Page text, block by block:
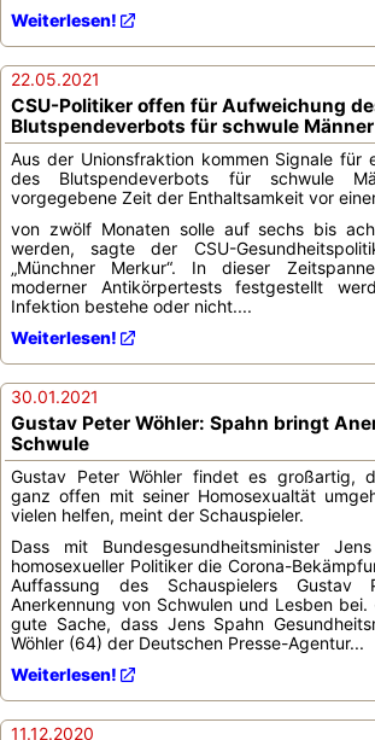
Weiterlesen!
22.05.2021
CSU-Politiker offen für Aufweichung
Blutspendeverbots für schwule Männer
Aus der Unionsfraktion kommen Signale für
des Blutspendeverbots für schwule
vorgegebene Zeit der Enthaltsamkeit vor
von zwölf Monaten solle auf sechs bis
werden, sagte der CSU-
„Münchner Merkur“. In dieser
moderner Antikörpertests festgestellt
Infektion bestehe oder nicht....
Weiterlesen!
30.01.2021
Gustav Peter Wöhler: Spahn bringt
Schwule
Gustav Peter Wöhler findet es großartig,
ganz offen mit seiner Homosexualtät
vielen helfen, meint der Schauspieler.
Dass mit Bundesgesundheitsminister
homosexueller Politiker die Corona-
Auffassung des Schauspielers Gustav
Anerkennung von Schwulen und Lesben bei.
gute Sache, dass Jens Spahn
Wöhler (64) der Deutschen Presse-Agentur...
Weiterlesen!
11.12.2020